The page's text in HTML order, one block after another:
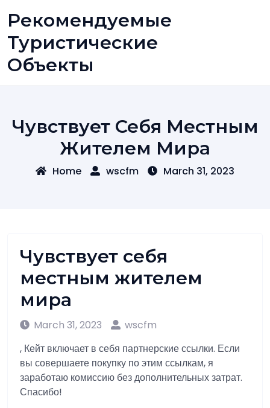
content
Рекомендуемые
Туристические
Объекты
Чувствует Себя Местным
Жителем Мира
Home wscfm March 31, 2023
Чувствует себя
местным жителем
мира
March 31, 2023
wscfm
, Кейт включает в себя партнерские ссылки. Если
вы совершаете покупку по этим ссылкам, я
заработаю комиссию без дополнительных затрат.
Спасибо!